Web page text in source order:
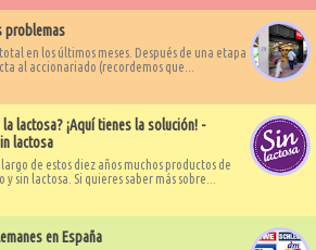
problemas
en los últimos meses. Después de una etapa
al accionariado (recordemos que...
lactosa? ¡Aquí tienes la solución! -
lactosa
de estos diez años muchos productos de
sin lactosa. Si quieres saber más sobre...
en España